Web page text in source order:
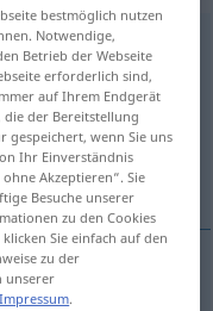
antippen)
bestmöglich nutzen
Notwendige,
Betrieb der Webseite
erforderlich sind,
auf Ihrem Endgerät
die der Bereitstellung
gespeichert, wenn Sie uns
Ihr Einverständnis
Akzeptieren“. Sie
Besuche unserer
zu den Cookies
Sie einfach auf den
zu der
unserer
Impressum.